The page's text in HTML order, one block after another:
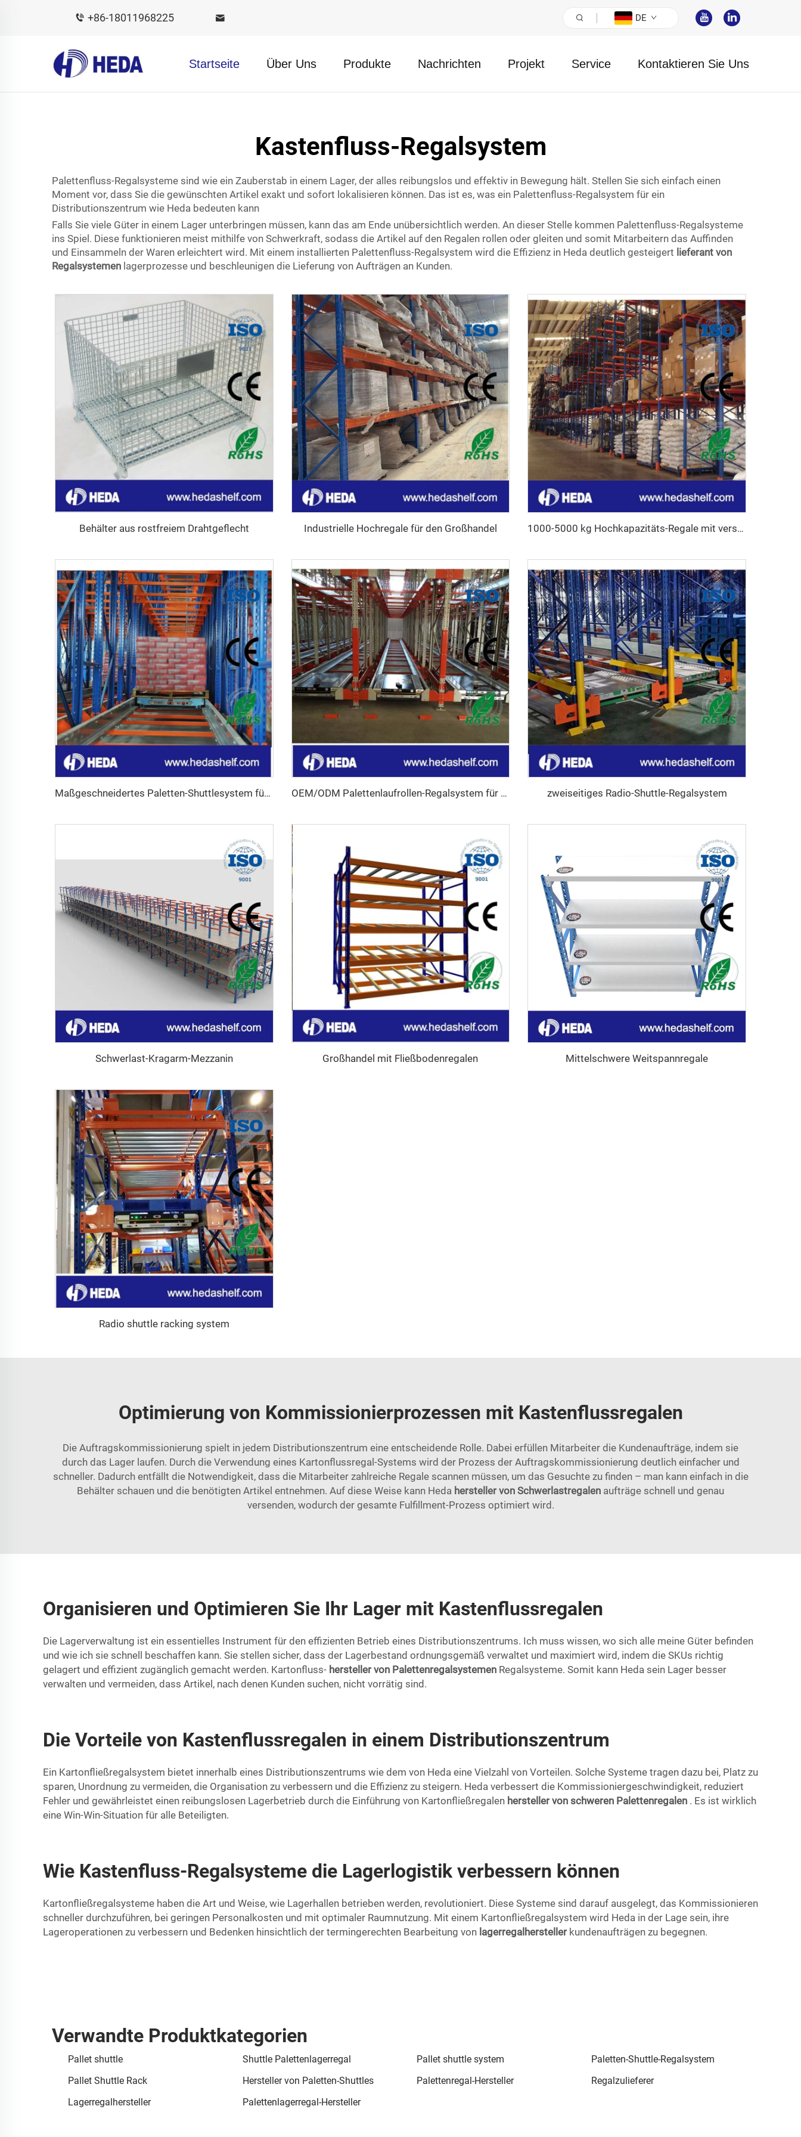
+86-18011968225 DE
Startseite Über Uns Produkte Nachrichten Projekt Service Kontaktieren Sie Uns
Kastenfluss-Regalsystem
Palettenfluss-Regalsysteme sind wie ein Zauberstab in einem Lager, der alles reibungslos und effektiv in Bewegung hält. Stellen Sie sich einfach einen
Moment vor, dass Sie die gewünschten Artikel exakt und sofort lokalisieren können. Das ist es, was ein Palettenfluss-Regalsystem für ein
Distributionszentrum wie Heda bedeuten kann
Falls Sie viele Güter in einem Lager unterbringen müssen, kann das am Ende unübersichtlich werden. An dieser Stelle kommen Palettenfluss-Regalsysteme
ins Spiel. Diese funktionieren meist mithilfe von Schwerkraft, sodass die Artikel auf den Regalen rollen oder gleiten und somit Mitarbeitern das Auffinden
und Einsammeln der Waren erleichtert wird. Mit einem installierten Palettenfluss-Regalsystem wird die Effizienz in Heda deutlich gesteigert lieferant von
Regalsystemen lagerprozesse und beschleunigen die Lieferung von Aufträgen an Kunden.
Behälter aus rostfreiem Drahtgeflecht Industrielle Hochregale für den Großhandel 1000-5000 kg Hochkapazitäts-Regale mit verstellbaren Palettenstützen
Maßgeschneidertes Paletten-Shuttlesystem für Lagerhallen OEM/ODM Palettenlaufrollen-Regalsystem für Kühlhäuser zweiseitiges Radio-Shuttle-Regalsystem
Schwerlast-Kragarm-Mezzanin Großhandel mit Fließbodenregalen Mittelschwere Weitspannregale
Radio shuttle racking system
Optimierung von Kommissionierprozessen mit Kastenflussregalen
Die Auftragskommissionierung spielt in jedem Distributionszentrum eine entscheidende Rolle. Dabei erfüllen Mitarbeiter die Kundenaufträge, indem sie
durch das Lager laufen. Durch die Verwendung eines Kartonflussregal-Systems wird der Prozess der Auftragskommissionierung deutlich einfacher und
schneller. Dadurch entfällt die Notwendigkeit, dass die Mitarbeiter zahlreiche Regale scannen müssen, um das Gesuchte zu finden – man kann einfach in die
Behälter schauen und die benötigten Artikel entnehmen. Auf diese Weise kann Heda hersteller von Schwerlastregalen aufträge schnell und genau
versenden, wodurch der gesamte Fulfillment-Prozess optimiert wird.
Organisieren und Optimieren Sie Ihr Lager mit Kastenflussregalen
Die Lagerverwaltung ist ein essentielles Instrument für den effizienten Betrieb eines Distributionszentrums. Ich muss wissen, wo sich alle meine Güter befinden
und wie ich sie schnell beschaffen kann. Sie stellen sicher, dass der Lagerbestand ordnungsgemäß verwaltet und maximiert wird, indem die SKUs richtig
gelagert und effizient zugänglich gemacht werden. Kartonfluss- hersteller von Palettenregalsystemen Regalsysteme. Somit kann Heda sein Lager besser
verwalten und vermeiden, dass Artikel, nach denen Kunden suchen, nicht vorrätig sind.
Die Vorteile von Kastenflussregalen in einem Distributionszentrum
Ein Kartonfließregalsystem bietet innerhalb eines Distributionszentrums wie dem von Heda eine Vielzahl von Vorteilen. Solche Systeme tragen dazu bei, Platz zu
sparen, Unordnung zu vermeiden, die Organisation zu verbessern und die Effizienz zu steigern. Heda verbessert die Kommissioniergeschwindigkeit, reduziert
Fehler und gewährleistet einen reibungslosen Lagerbetrieb durch die Einführung von Kartonfließregalen hersteller von schweren Palettenregalen . Es ist wirklich
eine Win-Win-Situation für alle Beteiligten.
Wie Kastenfluss-Regalsysteme die Lagerlogistik verbessern können
Kartonfließregalsysteme haben die Art und Weise, wie Lagerhallen betrieben werden, revolutioniert. Diese Systeme sind darauf ausgelegt, das Kommissionieren
schneller durchzuführen, bei geringen Personalkosten und mit optimaler Raumnutzung. Mit einem Kartonfließregalsystem wird Heda in der Lage sein, ihre
Lageroperationen zu verbessern und Bedenken hinsichtlich der termingerechten Bearbeitung von lagerregalhersteller kundenaufträgen zu begegnen.
Verwandte Produktkategorien
Pallet shuttle Shuttle Palettenlagerregal Pallet shuttle system
Paletten-Shuttle-Regalsystem
Pallet Shuttle Rack
Hersteller von Paletten-Shuttles Palettenregal-Hersteller
Regalzulieferer
Lagerregalhersteller
Palettenlagerregal-Hersteller